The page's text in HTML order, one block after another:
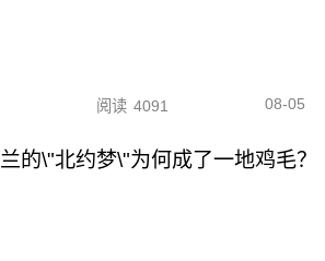
阅读 4091 08-05
的\"北约梦\"为何成了一地鸡毛？